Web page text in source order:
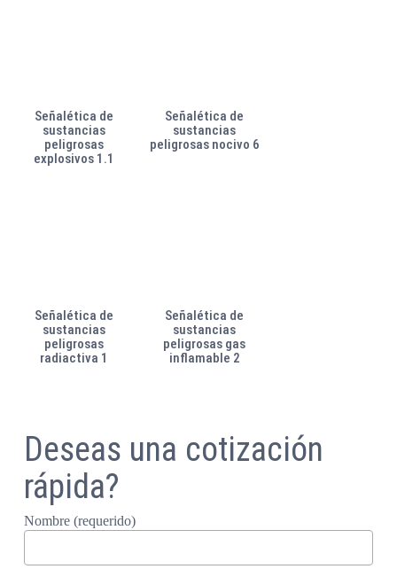
Señalética de
sustancias
peligrosas
explosivos 1.1
Señalética de
sustancias
peligrosas nocivo 6
Señalética de
sustancias
peligrosas
radiactiva 1
Señalética de
sustancias
peligrosas gas
inflamable 2
Deseas una cotización
rápida?
Nombre (requerido)